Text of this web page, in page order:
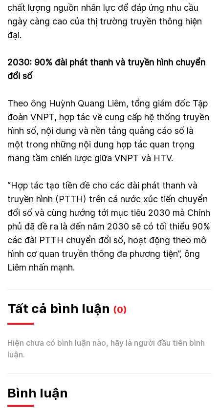
chất lượng nguồn nhân lực để đáp ứng nhu cầu
ngày càng cao của thị trường truyền thông hiện
đại.
2030: 90% đài phát thanh và truyền hình chuyển
đổi số
Theo ông Huỳnh Quang Liêm, tổng giám đốc Tập
đoàn VNPT, hợp tác về cung cấp hệ thống truyền
hình số, nội dung và nền tảng quảng cáo số là
một trong những nội dung hợp tác quan trọng
mang tầm chiến lược giữa VNPT và HTV.
“Hợp tác tạo tiền đề cho các đài phát thanh và
truyền hình (PTTH) trên cả nước xúc tiến chuyển
đổi số và cùng hướng tới mục tiêu 2030 mà Chính
phủ đã đề ra là đến năm 2030 sẽ có tối thiểu 90%
các đài PTTH chuyển đổi số, hoạt động theo mô
hình cơ quan truyền thông đa phương tiện”, ông
Liêm nhấn mạnh.
Tất cả bình luận (0)
Hiện chưa có bình luận nào, hãy là người đầu tiên bình
luận.
Bình luận